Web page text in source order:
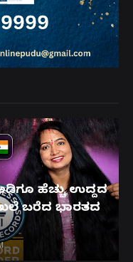
ಅಡಿಗೂ ಹೆಚ್ಚು ಉದ್ದದ
ಬರೆದ ಭಾರತದ